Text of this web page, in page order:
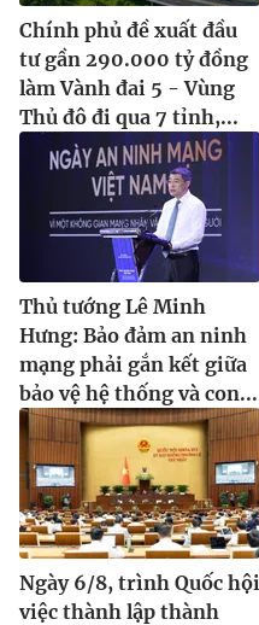
Chính phủ đề xuất đầu
tư gần 290.000 tỷ đồng
làm Vành đai 5 - Vùng
Thủ đô đi qua 7 tỉnh,...
Thủ tướng Lê Minh
Hưng: Bảo đảm an ninh
mạng phải gắn kết giữa
bảo vệ hệ thống và con...
Ngày 6/8, trình Quốc hội
việc thành lập thành